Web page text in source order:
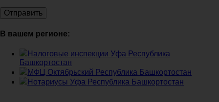
В вашем регионе:
Налоговые инспекции Уфа Республика
Башкортостан
МФЦ Октябрьский Республика Башкортостан
Нотариусы Уфа Республика Башкортостан